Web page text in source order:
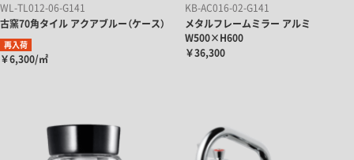
WL-TL012-06-G141
古窯70角タイル アクアブルー（ケース）
再入荷
￥6,300/㎡
KB-AC016-02-G141
メタルフレームミラー アルミ
W500×H600
￥36,300